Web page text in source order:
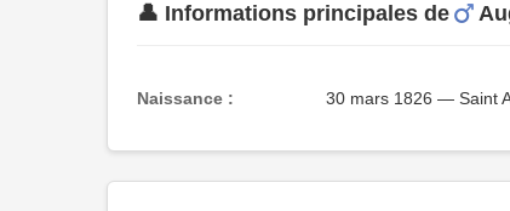
👤 Informations principales de
Naissance : 30 mars 1826 — Saint